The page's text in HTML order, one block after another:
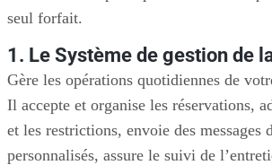
seul forfait.
1. Le Système de gestion de
Gère les opérations quotidiennes de
Il accepte et organise les réservations,
et les restrictions, envoie des messages
personnalisés, assure le suivi de